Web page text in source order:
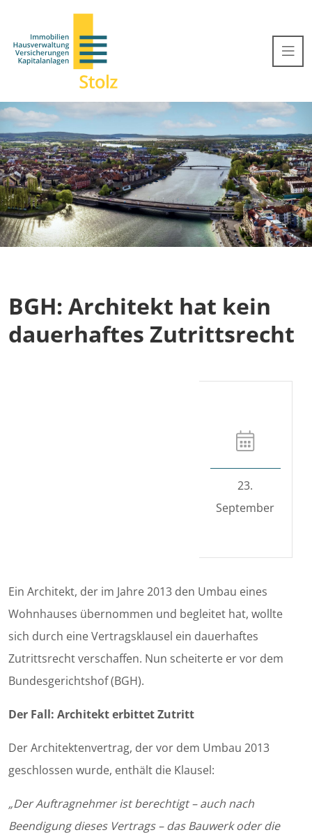
BGH: Architekt hat kein
dauerhaftes Zutrittsrecht
23.
September
Ein Architekt, der im Jahre 2013 den Umbau eines
Wohnhauses übernommen und begleitet hat, wollte
sich durch eine Vertragsklausel ein dauerhaftes
Zutrittsrecht verschaffen. Nun scheiterte er vor dem
Bundesgerichtshof (BGH).
Der Fall: Architekt erbittet Zutritt
Der Architektenvertrag, der vor dem Umbau 2013
geschlossen wurde, enthält die Klausel:
„Der Auftragnehmer ist berechtigt – auch nach
Beendigung dieses Vertrags – das Bauwerk oder die